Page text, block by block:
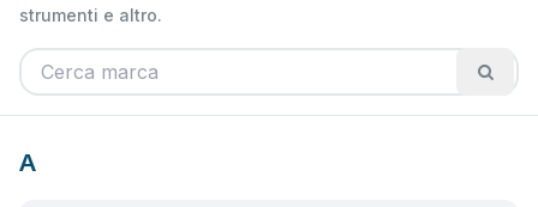
strumenti e altro.
A